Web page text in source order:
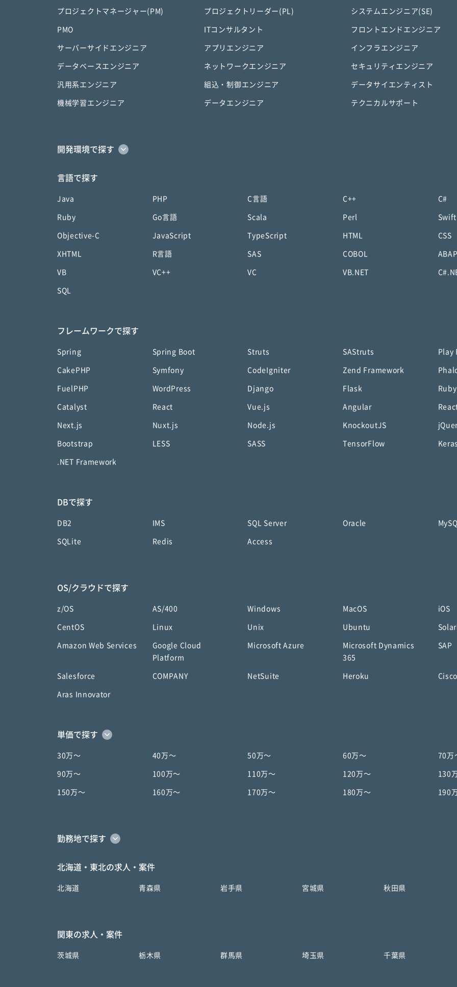
プロジェクトマネージャー(PM) プロジェクトリーダー(PL) システムエンジニア(SE)
PMO ITコンサルタント フロントエンドエンジニア
サーバーサイドエンジニア アプリエンジニア インフラエンジニア
データベースエンジニア ネットワークエンジニア セキュリティエンジニア
汎用系エンジニア 組込・制御エンジニア データサイエンティスト
機械学習エンジニア データエンジニア テクニカルサポート
開発環境で探す
言語で探す
Java PHP C言語 C++ C#
Ruby Go言語 Scala Perl Swift
Objective-C JavaScript TypeScript HTML CSS
XHTML R言語 SAS COBOL ABAP
VB VC++ VC VB.NET
SQL
フレームワークで探す
Spring Spring Boot Struts SAStruts Play
CakePHP Symfony CodeIgniter Zend Framework
FuelPHP WordPress Django Flask
Catalyst React Vue.js Angular
Next.js Nuxt.js Node.js KnockoutJS
Bootstrap LESS SASS TensorFlow Keras
.NET Framework
DBで探す
DB2 IMS SQL Server Oracle
SQLite Redis Access
OS/クラウドで探す
z/OS AS/400 Windows MacOS iOS
CentOS Linux Unix Ubuntu
Amazon Web Services
Google Cloud
Platform
Microsoft Azure
Microsoft Dynamics
365
SAP
Salesforce COMPANY NetSuite Heroku Cisco
Aras Innovator
単価で探す
30万〜 40万〜 50万〜 60万〜 70万
90万〜 100万〜 110万〜 120万〜 130
150万〜 160万〜 170万〜 180万〜 190
勤務地で探す
北海道・東北の求人・案件
北海道 青森県 岩手県 宮城県 秋田県
関東の求人・案件
茨城県 栃木県 群馬県 埼玉県 千葉県